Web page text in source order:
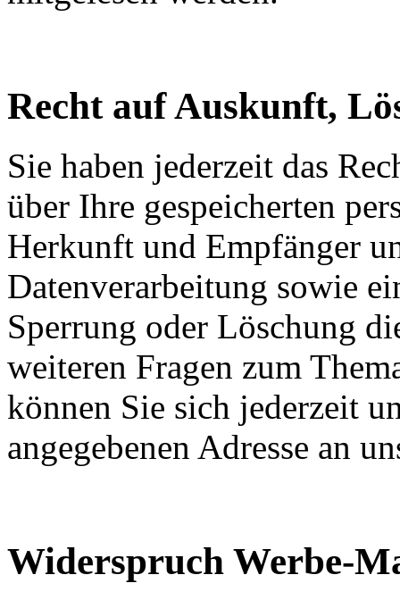
Recht auf Auskunft,
Sie haben jederzeit das
über Ihre gespeicherten
Herkunft und Empfänger
Datenverarbeitung sowie
Sperrung oder Löschung
weiteren Fragen zum
können Sie sich jederzeit
angegebenen Adresse an
Widerspruch Werbe-